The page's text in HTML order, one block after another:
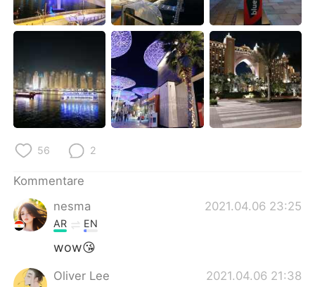
56 2
Kommentare
nesma
2021.04.06 23:25
AR EN
wow😘
Oliver Lee 2021.04.06 21:38